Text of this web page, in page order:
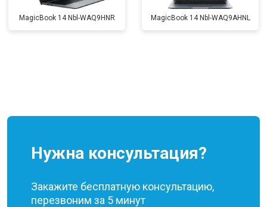
MagicBook 14 Nbl-WAQ9HNR MagicBook 14 Nbl-WAQ9AHNL
Нужна консультация?
Закажите бесплатную консультацию,
перезвоним за 5 минут